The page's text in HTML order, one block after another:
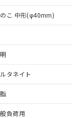
こ 中形(φ40mm)
タネイト
負荷用